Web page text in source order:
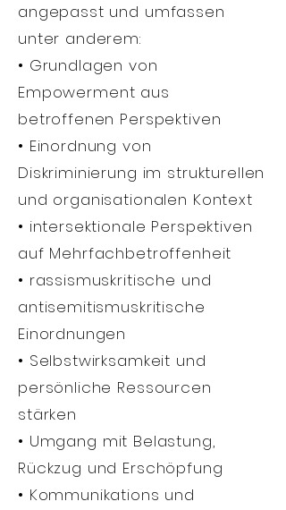
angepasst und umfassen
unter anderem:
• Grundlagen von
Empowerment aus
betroffenen Perspektiven
• Einordnung von
Diskriminierung im strukturellen
und organisationalen Kontext
• intersektionale Perspektiven
auf Mehrfachbetroffenheit
• rassismuskritische und
antisemitismuskritische
Einordnungen
• Selbstwirksamkeit und
persönliche Ressourcen
stärken
• Umgang mit Belastung,
Rückzug und Erschöpfung
• Kommunikations und